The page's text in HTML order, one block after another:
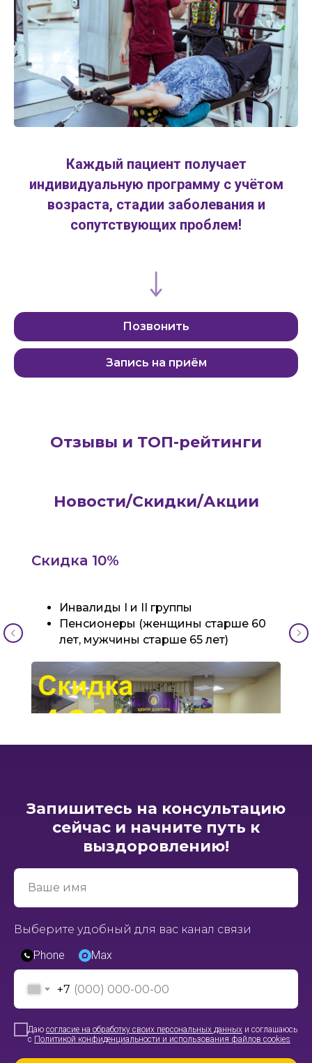
Каждый пациент получает
индивидуальную программу с учётом
возраста, стадии заболевания и
сопутствующих проблем!
Позвонить
Запись на приём
Отзывы и ТОП-рейтинги
Новости/Скидки/Акции
Скидка 10%
Инвалиды I и II группы
Пенсионеры (женщины старше 60
лет, мужчины старше 65 лет)
Запишитесь на консультацию
сейчас и начните путь к
выздоровлению!
Ваше имя
Выберите удобный для вас канал связи
Phone
Max
+7
Даю согласие на обработку своих персональных данных и соглашаюсь
с Политикой конфиденциальности и использования файлов cookies